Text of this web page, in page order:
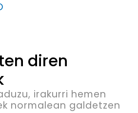
diren
irakurri hemen
normalean galdetzen